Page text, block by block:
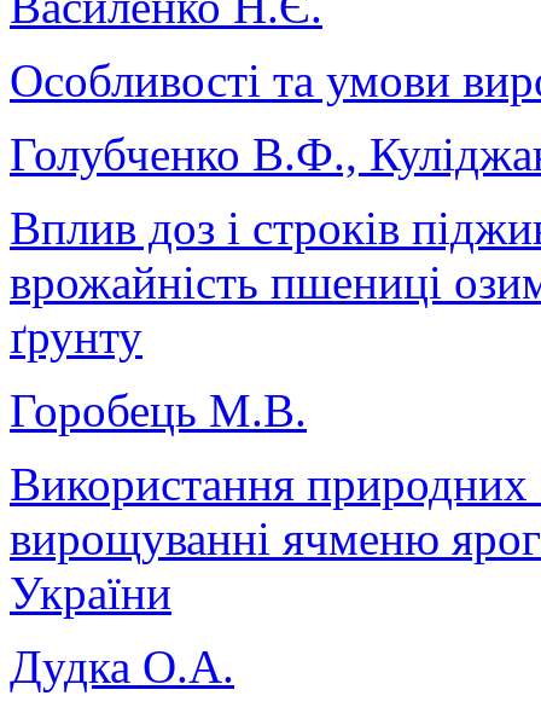
Особливості та умови
Голубченко В.Ф.,
Вплив доз і строків
врожайність пшениці
ґрунту
Горобець М.В.
Використання природних
вирощуванні ячменю
України
Дудка О.А.